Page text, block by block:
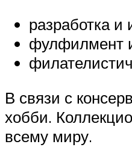
разработка и
фулфилмент
В связи с
хобби.
всему миру.